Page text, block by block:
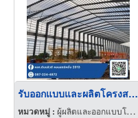
รับออกแบบและผลิตโครงสร้างโกดังสำเร็จรูป
หมวดหมู่ : ผู้ผลิตและออกแบบโครงสร้างเหล็ก